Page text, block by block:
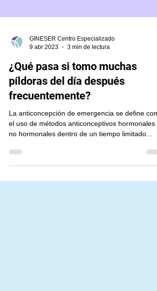
GINESER Centro Especializado
9 abr 2023
3 min de lectura
¿Qué pasa si tomo muchas
píldoras del día después
frecuentemente?
La anticoncepción de emergencia se define